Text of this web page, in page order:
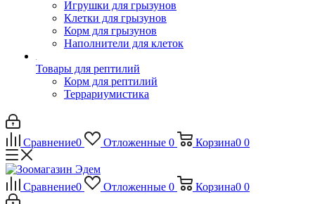
Игрушки для грызунов
Клетки для грызунов
Корм для грызунов
Наполнители для клеток
Товары для рептилий
Корм для рептилий
Террариумистика
Сравнение0 Отложенные 0 Корзина0 0
Сравнение0 Отложенные 0 Корзина0 0